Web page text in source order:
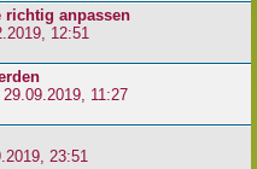
richtig anpassen
12:51
29.09.2019, 11:27
23:51